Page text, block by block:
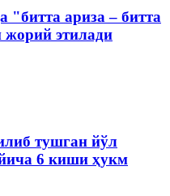
"битта ариза – битта
этилади
тушган йўл
6 киши ҳукм